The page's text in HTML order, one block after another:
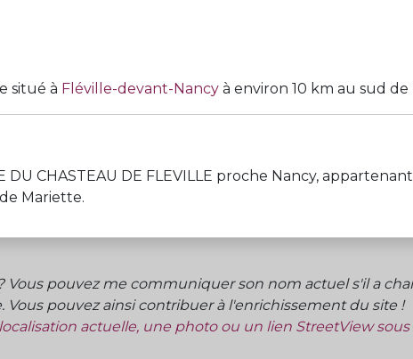
situé à Fléville-devant-Nancy à environ 10 km au sud de
DU CHASTEAU DE FLEVILLE proche Nancy,
Mariette.
Vous pouvez me communiquer son nom actuel s'il a
Vous pouvez ainsi contribuer à l'enrichissement du site !
actuelle, une photo ou un lien StreetView